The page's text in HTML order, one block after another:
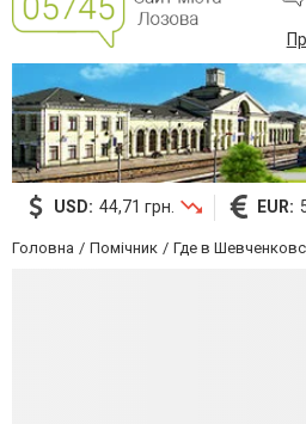
USD: 44,71 грн. EUR:
Головна Помічник Где в